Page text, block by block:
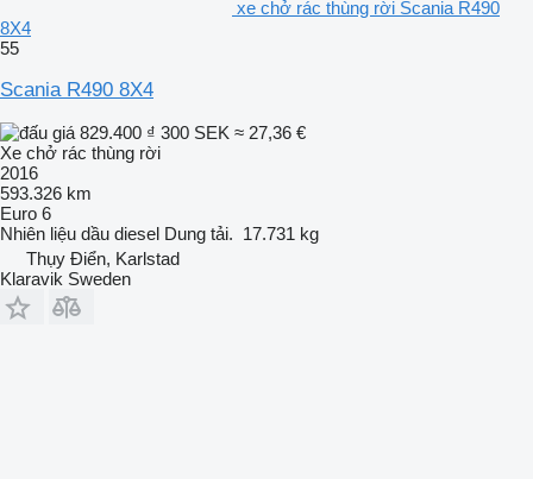
xe chở rác thùng rời Scania R490
8X4
55
Scania R490 8X4
829.400 ₫ 300 SEK ≈ 27,36 €
Xe chở rác thùng rời
2016
593.326 km
Euro 6
Nhiên liệu dầu diesel Dung tải. 17.731 kg
Thụy Điển, Karlstad
Klaravik Sweden